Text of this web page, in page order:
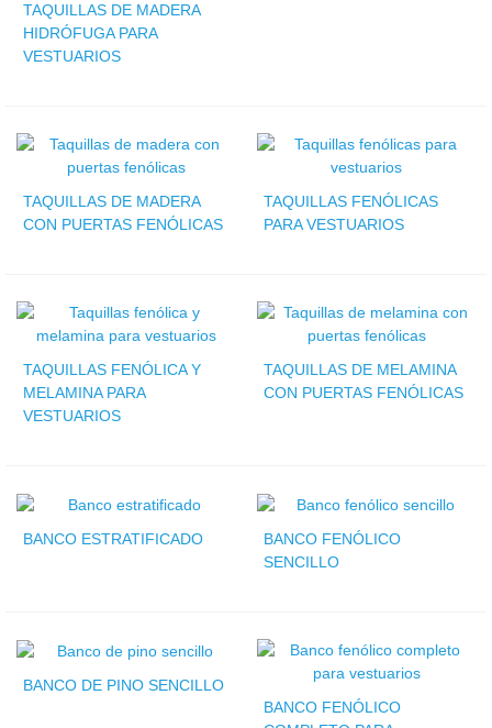
TAQUILLAS DE MADERA
HIDRÓFUGA PARA
VESTUARIOS
TAQUILLAS DE MADERA
CON PUERTAS FENÓLICAS
TAQUILLAS FENÓLICAS
PARA VESTUARIOS
TAQUILLAS FENÓLICA Y
MELAMINA PARA
VESTUARIOS
TAQUILLAS DE MELAMINA
CON PUERTAS FENÓLICAS
BANCO ESTRATIFICADO
BANCO FENÓLICO
SENCILLO
BANCO DE PINO SENCILLO
BANCO FENÓLICO